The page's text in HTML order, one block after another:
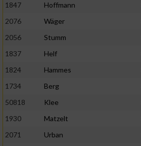
1847
Hoffmann
2076
Wäger
2056
Stumm
1837
Helf
1824
Hammes
1734
Berg
50818
Klee
1930
Matzelt
2071
Urban